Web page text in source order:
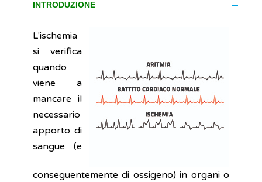
INTRODUZIONE
L'ischemia
si verifica
quando
viene a
mancare il
necessario
apporto di
sangue (e
conseguentemente di ossigeno) in organi o